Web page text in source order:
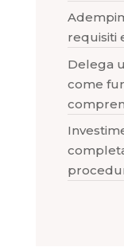
requisiti
Delega
come